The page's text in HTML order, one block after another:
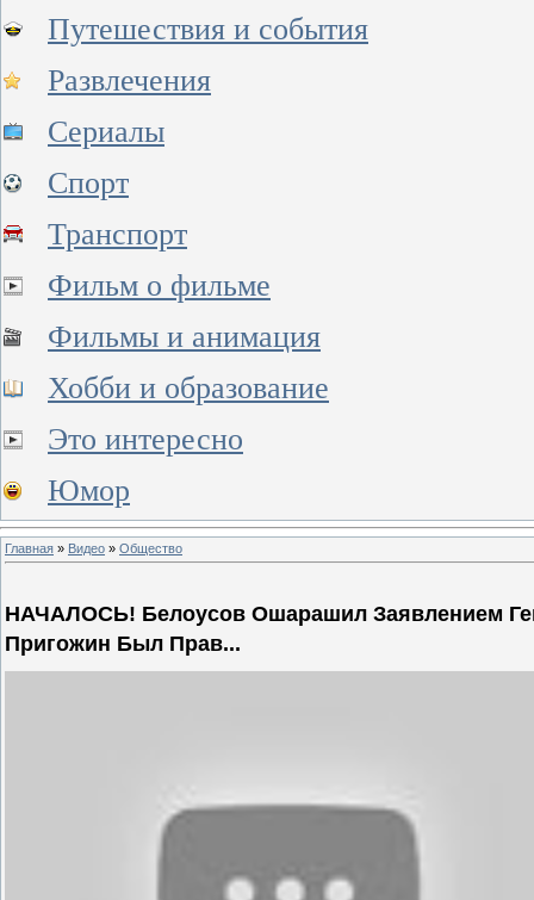
Путешествия и события
Развлечения
Сериалы
Спорт
Транспорт
Фильм о фильме
Фильмы и анимация
Хобби и образование
Это интересно
Юмор
Главная » Видео » Общество
НАЧАЛОСЬ! Белоусов Ошарашил Заявлением
Пригожин Был Прав...